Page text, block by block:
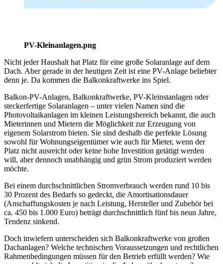
PV-Kleinanlagen.png
Nicht jeder Haushalt hat Platz für eine große Solaranlage auf dem
Dach. Aber gerade in der heutigen Zeit ist eine PV-Anlage beliebter
denn je. Da kommen die Balkonkraftwerke ins Spiel.
Balkon-PV-Anlagen, Balkonkraftwerke, PV-Kleinstanlagen oder
steckerfertige Solaranlagen – unter vielen Namen sind die
Photovoltaikanlagen im kleinen Leistungsbereich bekannt, die auch
Mieterinnen und Mietern die Möglichkeit zur Erzeugung von
eigenem Solarstrom bieten. Sie sind deshalb die perfekte Lösung
sowohl für Wohnungseigentümer wie auch für Mieter, wenn der
Platz nicht ausreicht oder keine hohe Investition getätigt werden
will, aber dennoch unabhängig und grün Strom produziert werden
möchte.
Bei einem durchschnittlichen Stromverbrauch werden rund 10 bis
30 Prozent des Bedarfs so gedeckt, die Amortisationsdauer
(Anschaffungskosten je nach Leistung, Hersteller und Zubehör bei
ca. 450 bis 1.000 Euro) beträgt durchschnittlich fünf bis neun Jahre,
Tendenz sinkend.
Doch inwiefern unterscheiden sich Balkonkraftwerke von großen
Dachanlagen? Welche technischen Voraussetzungen und rechtlichen
Rahmenbedingungen müssen für den Betrieb erfüllt werden? Wie